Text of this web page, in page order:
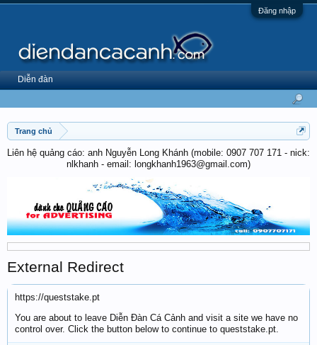
Đăng nhập
Trang chủ
Liên hệ quảng cáo: anh Nguyễn Long Khánh (mobile: 0907 707 171 - nick:
nlkhanh - email: longkhanh1963@gmail.com)
External Redirect
https://queststake.pt
You are about to leave Diễn Đàn Cá Cảnh and visit a site we have no
control over. Click the button below to continue to queststake.pt.
Diễn đàn